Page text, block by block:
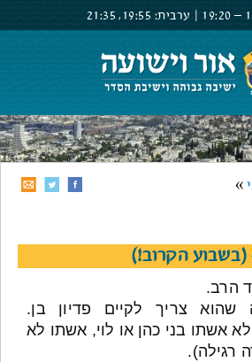
19:20 ערבית: 19:55,
21:35
»
(בשבוע הקרוב!)
הרב.
צריך לקיים פדיון בן.
אשתו בני כהן או לוי, אשתו לא
רגילה).